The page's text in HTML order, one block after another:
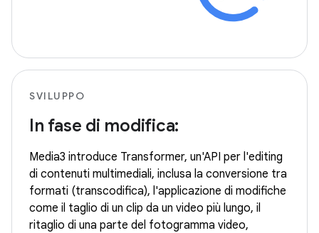
SVILUPPO
In fase di modifica:
Media3 introduce Transformer, un'API per l'editing
di contenuti multimediali, inclusa la conversione tra
formati (transcodifica), l'applicazione di modifiche
come il taglio di un clip da un video più lungo, il
ritaglio di una parte del fotogramma video,